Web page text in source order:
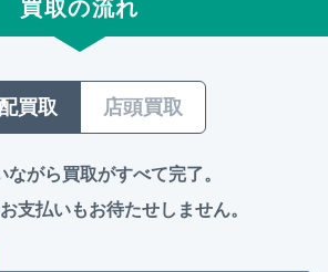
買取の流れ
買取 店頭買取
ながら買取がすべて完了。
支払いもお待たせしません。